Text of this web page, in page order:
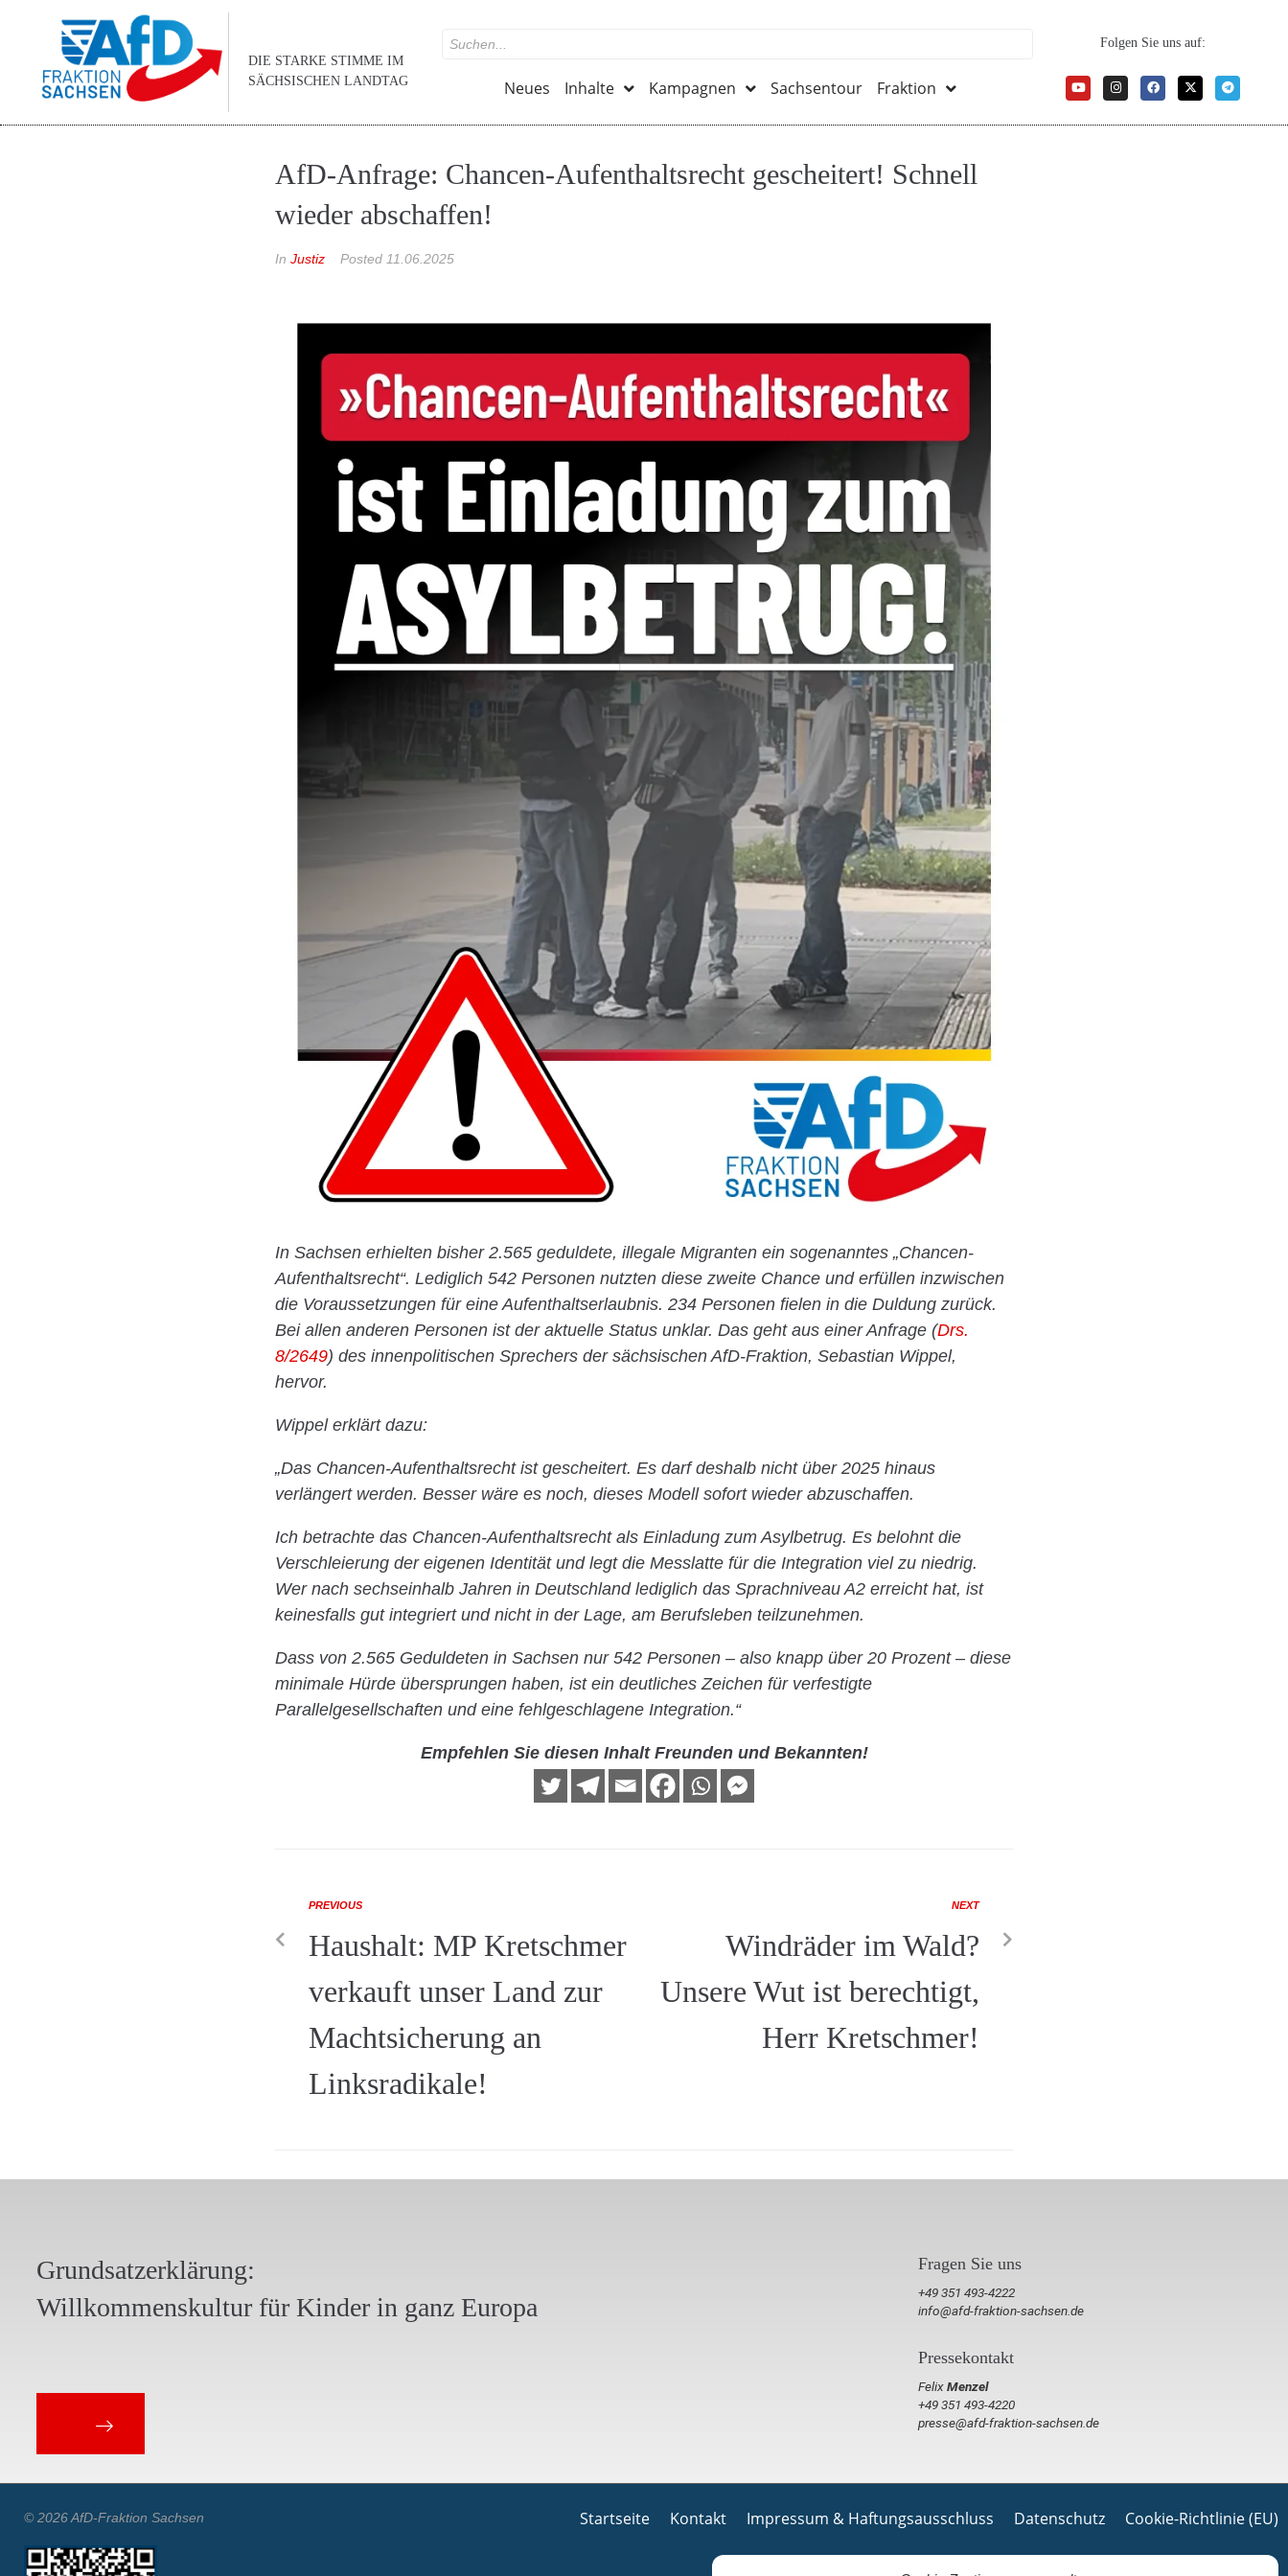
DIE STARKE STIMME IM
SÄCHSISCHEN LANDTAG
Neues Inhalte Kampagnen Sachsentour Fraktion
Folgen Sie uns auf:
AfD-Anfrage: Chancen-Aufenthaltsrecht gescheitert! Schnell
wieder abschaffen!
In Justiz Posted 11.06.2025
In Sachsen erhielten bisher 2.565 geduldete, illegale Migranten ein sogenanntes „Chancen-
Aufenthaltsrecht“. Lediglich 542 Personen nutzten diese zweite Chance und erfüllen inzwischen
die Voraussetzungen für eine Aufenthaltserlaubnis. 234 Personen fielen in die Duldung zurück.
Bei allen anderen Personen ist der aktuelle Status unklar. Das geht aus einer Anfrage (Drs.
8/2649) des innenpolitischen Sprechers der sächsischen AfD-Fraktion, Sebastian Wippel,
hervor.
Wippel erklärt dazu:
„Das Chancen-Aufenthaltsrecht ist gescheitert. Es darf deshalb nicht über 2025 hinaus
verlängert werden. Besser wäre es noch, dieses Modell sofort wieder abzuschaffen.
Ich betrachte das Chancen-Aufenthaltsrecht als Einladung zum Asylbetrug. Es belohnt die
Verschleierung der eigenen Identität und legt die Messlatte für die Integration viel zu niedrig.
Wer nach sechseinhalb Jahren in Deutschland lediglich das Sprachniveau A2 erreicht hat, ist
keinesfalls gut integriert und nicht in der Lage, am Berufsleben teilzunehmen.
Dass von 2.565 Geduldeten in Sachsen nur 542 Personen – also knapp über 20 Prozent – diese
minimale Hürde übersprungen haben, ist ein deutliches Zeichen für verfestigte
Parallelgesellschaften und eine fehlgeschlagene Integration.“
Empfehlen Sie diesen Inhalt Freunden und Bekannten!
PREVIOUS
Haushalt: MP Kretschmer
verkauft unser Land zur
Machtsicherung an
Linksradikale!
NEXT
Windräder im Wald?
Unsere Wut ist berechtigt,
Herr Kretschmer!
Grundsatzerklärung:
Willkommenskultur für Kinder in ganz Europa
Fragen Sie uns
+49 351 493-4222
info@afd-fraktion-sachsen.de
Pressekontakt
FelixMenzel
+49 351 493-4220
presse@afd-fraktion-sachsen.de
© 2026 AfD-Fraktion Sachsen Startseite Kontakt Impressum & Haftungsausschluss Datenschutz Cookie-Richtlinie (EU)